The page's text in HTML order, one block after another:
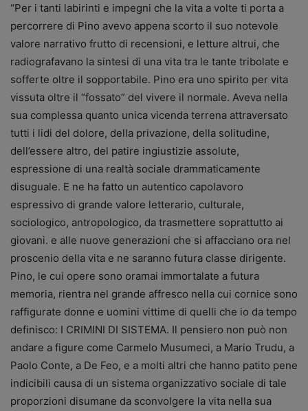
“Per i tanti labirinti e impegni che la vita a volte ti porta a
percorrere di Pino avevo appena scorto il suo notevole
valore narrativo frutto di recensioni, e letture altrui, che
radiografavano la sintesi di una vita tra le tante tribolate e
sofferte oltre il sopportabile. Pino era uno spirito per vita
vissuta oltre il “fossato” del vivere il normale. Aveva nella
sua complessa quanto unica vicenda terrena attraversato
tutti i lidi del dolore, della privazione, della solitudine,
dell’essere altro, del patire ingiustizie assolute,
espressione di una realtà sociale drammaticamente
disuguale. E ne ha fatto un autentico capolavoro
espressivo di grande valore letterario, culturale,
sociologico, antropologico, da trasmettere soprattutto ai
giovani. e alle nuove generazioni che si affacciano ora nel
proscenio della vita e ne saranno futura classe dirigente.
Pino, le cui opere sono oramai immortalate a futura
memoria, rientra nel grande affresco nella cui cornice sono
raffigurate donne e uomini vittime di quelli che io da tempo
definisco: I CRIMINI DI SISTEMA. Il pensiero non può non
andare a figure come Carmelo Musumeci, a Mario Trudu, a
Paolo Conte, a De Feo, e a molti altri che hanno patito pene
indicibili causa di un sistema organizzativo sociale di tale
proporzioni disumane da sconvolgere la vita nella sua